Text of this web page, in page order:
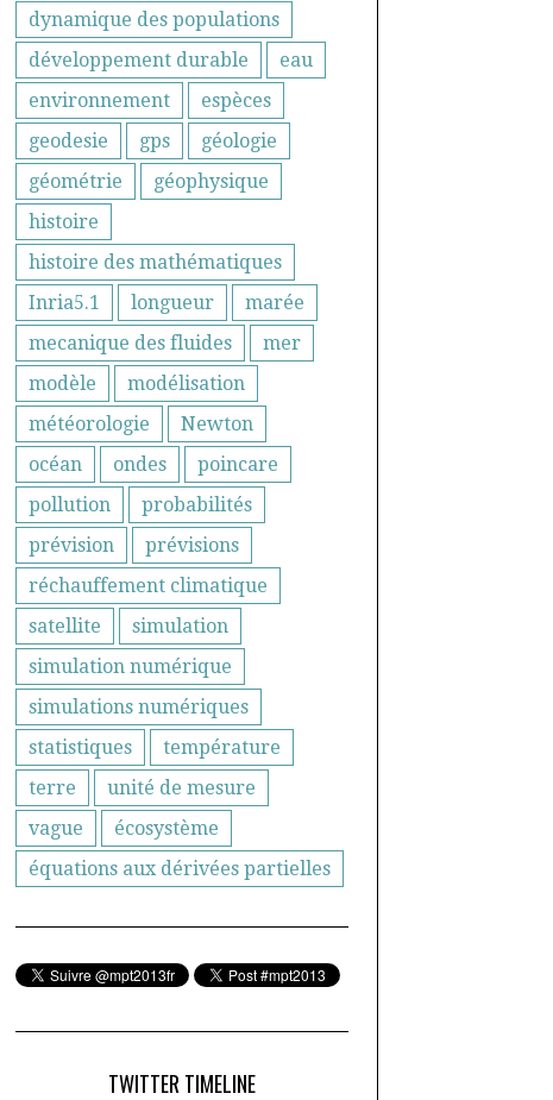
dynamique des populations
développement durable
eau
environnement
espèces
geodesie
gps
géologie
géométrie
géophysique
histoire
histoire des mathématiques
Inria5.1
longueur
marée
mecanique des fluides
mer
modèle
modélisation
météorologie
Newton
océan
ondes
poincare
pollution
probabilités
prévision
prévisions
réchauffement climatique
satellite
simulation
simulation numérique
simulations numériques
statistiques
température
terre
unité de mesure
vague
écosystème
équations aux dérivées partielles
TWITTER TIMELINE